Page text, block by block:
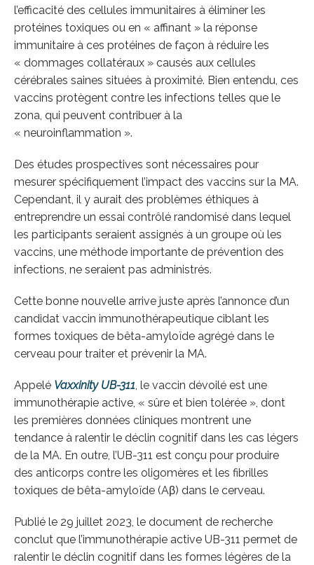
l’efficacité des cellules immunitaires à éliminer les
protéines toxiques ou en « affinant » la réponse
immunitaire à ces protéines de façon à réduire les
« dommages collatéraux » causés aux cellules
cérébrales saines situées à proximité. Bien entendu, ces
vaccins protègent contre les infections telles que le
zona, qui peuvent contribuer à la
« neuroinflammation ».
Des études prospectives sont nécessaires pour
mesurer spécifiquement l’impact des vaccins sur la MA.
Cependant, il y aurait des problèmes éthiques à
entreprendre un essai contrôlé randomisé dans lequel
les participants seraient assignés à un groupe où les
vaccins, une méthode importante de prévention des
infections, ne seraient pas administrés.
Cette bonne nouvelle arrive juste après l’annonce d’un
candidat vaccin immunothérapeutique ciblant les
formes toxiques de bêta-amyloïde agrégé dans le
cerveau pour traiter et prévenir la MA.
Appelé Vaxxinity UB-311, le vaccin dévoilé est une
immunothérapie active, « sûre et bien tolérée », dont
les premières données cliniques montrent une
tendance à ralentir le déclin cognitif dans les cas légers
de la MA. En outre, l’UB-311 est conçu pour produire
des anticorps contre les oligomères et les fibrilles
toxiques de bêta-amyloïde (Aβ) dans le cerveau.
Publié le 29 juillet 2023, le document de recherche
conclut que l’immunothérapie active UB-311 permet de
ralentir le déclin cognitif dans les formes légères de la